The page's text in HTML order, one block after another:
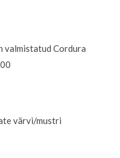
valmistatud Cordura
värvi/mustri